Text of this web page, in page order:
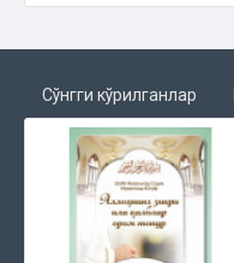
Сўнгги кўрилганлар